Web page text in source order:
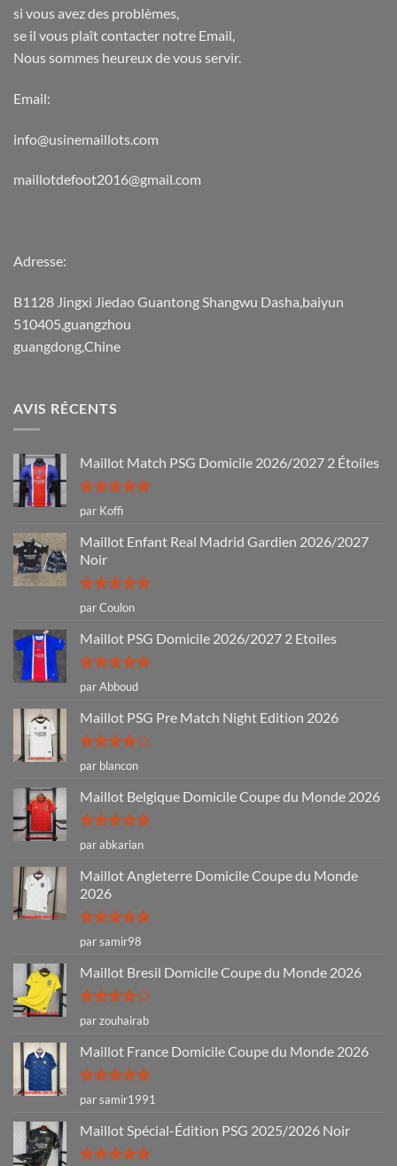
si vous avez des problèmes,
se il vous plaît contacter notre Email,
Nous sommes heureux de vous servir.
Email:
info@usinemaillots.com
maillotdefoot2016@gmail.com
Adresse:
B1128 Jingxi Jiedao Guantong Shangwu Dasha,baiyun
510405,guangzhou
guangdong,Chine
AVIS RÉCENTS
Maillot Match PSG Domicile 2026/2027 2 Étoiles
Note5sur
5
par Koffi
Maillot Enfant Real Madrid Gardien 2026/2027
Noir
Note5sur
5
par Coulon
Maillot PSG Domicile 2026/2027 2 Etoiles
Note5sur
5
par Abboud
Maillot PSG Pre Match Night Edition 2026
Note4
sur 5
par blancon
Maillot Belgique Domicile Coupe du Monde 2026
Note5sur
5
par abkarian
Maillot Angleterre Domicile Coupe du Monde
2026
Note5sur
5
par samir98
Maillot Bresil Domicile Coupe du Monde 2026
Note4
sur 5
par zouhairab
Maillot France Domicile Coupe du Monde 2026
Note5sur
5
par samir1991
Maillot Spécial-Édition PSG 2025/2026 Noir